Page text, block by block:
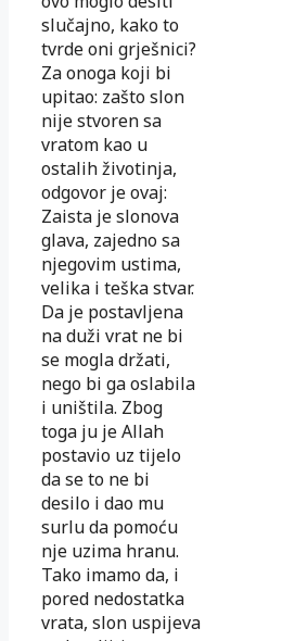
slučajno, kako to
tvrde oni grješnici?
Za onoga koji bi
upitao: zašto slon
nije stvoren sa
vratom kao u
ostalih životinja,
odgovor je ovaj:
Zaista je slonova
glava, zajedno sa
njegovim ustima,
velika i teška stvar.
Da je postavljena
na duži vrat ne bi
se mogla držati,
nego bi ga oslabila
i uništila. Zbog
toga ju je Allah
postavio uz tijelo
da se to ne bi
desilo i dao mu
surlu da pomoću
nje uzima hranu.
Tako imamo da, i
pored nedostatka
vrata, slon uspijeva